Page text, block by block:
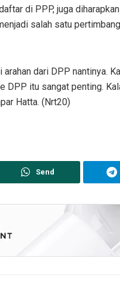
di PPP, juga
salah satu
arahan dari DPP nantinya.
DPP itu sangat penting.
Hatta. (Nrt20)
Send